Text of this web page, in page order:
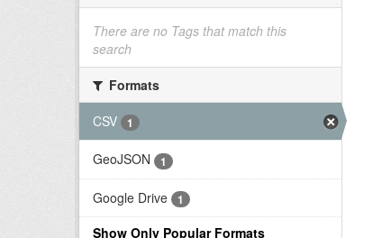
There are no Tags that match this
search
Formats
CSV
1
GeoJSON 1
Google Drive 1
Show Only Popular Formats